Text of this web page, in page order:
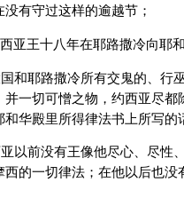
有守过这样的逾越节；
亚王十八年在耶路撒冷向耶
和耶路撒冷所有交鬼的、行
并一切可憎之物，约西亚尽都
华殿里所得律法书上所写的
以前没有王像他尽心、尽性
西的一切律法；在他以后也没